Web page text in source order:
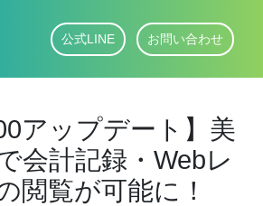
公式LINE お問い合わせ
アップデート】美
会計記録・Webレ
閲覧が可能に！